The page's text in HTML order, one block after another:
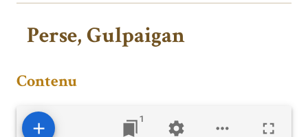
Perse, Gulpaigan
Contenu
1